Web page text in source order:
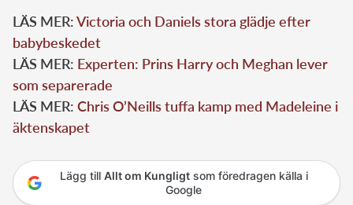
LÄS MER:Victoria och Daniels stora glädje efter
babybeskedet
LÄS MER: Experten: Prins Harry och Meghan lever
som separerade
LÄS MER: Chris O’Neills tuffa kamp med Madeleine i
äktenskapet
Lägg till Allt om Kungligtsom föredragen källa i
Google